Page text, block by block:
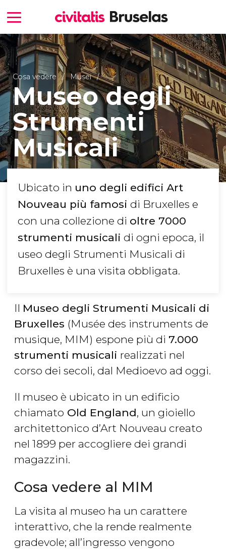
Cosa vedere Musei
Museo degli
Strumenti
Musicali
Ubicato in uno degli edifici Art
Nouveau più famosi di Bruxelles e
con una collezione di oltre 7000
strumenti musicali di ogni epoca, il
useo degli Strumenti Musicali di
Bruxelles è una visita obbligata.
Il Museo degli Strumenti Musicali di
Bruxelles (Musée des instruments de
musique, MIM) espone più di 7.000
strumenti musicali realizzati nel
corso dei secoli, dal Medioevo ad oggi.
Il museo è ubicato in un edificio
chiamato Old England, un gioiello
architettonico d’Art Nouveau creato
nel 1899 per accogliere dei grandi
magazzini.
Cosa vedere al MIM
La visita al museo ha un carattere
interattivo, che la rende realmente
gradevole; all’ingresso vengono